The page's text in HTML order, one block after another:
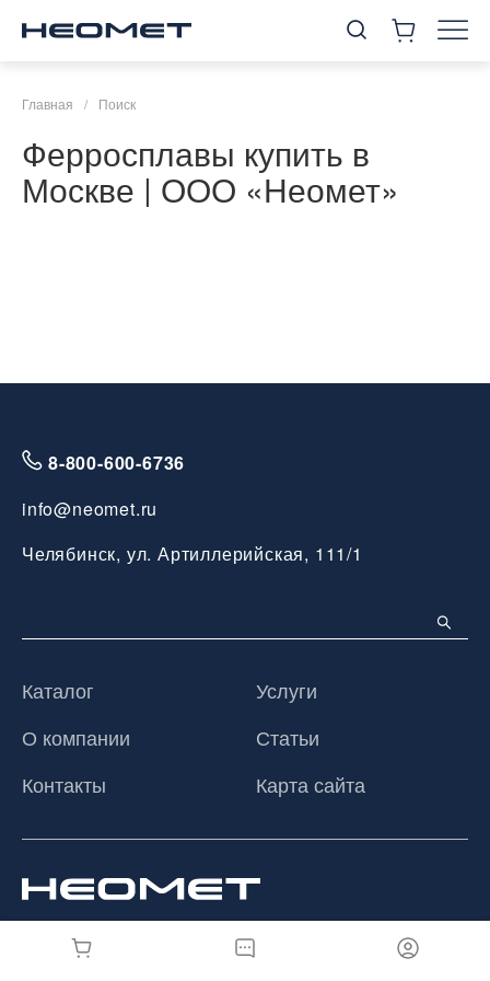
Главная / Поиск
Ферросплавы купить в
Москве | ООО «Неомет»
8-800-600-6736
info@neomet.ru
Челябинск, ул. Артиллерийская, 111/1
Каталог
Услуги
О компании
Статьи
Контакты
Карта сайта
© 2026 ООО «Неомет», Все права защищены